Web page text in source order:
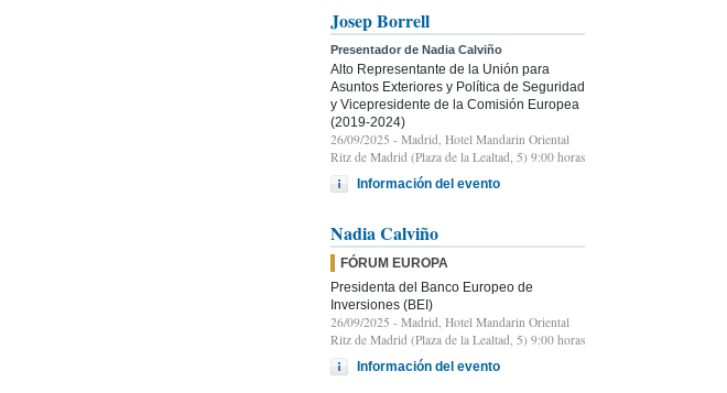
Josep Borrell
Presentador de Nadia Calviño
Alto Representante de la Unión para
Asuntos Exteriores y Política de Seguridad
y Vicepresidente de la Comisión Europea
(2019-2024)
26/09/2025 - Madrid, Hotel Mandarin Oriental
Ritz de Madrid (Plaza de la Lealtad, 5) 9:00 horas
Información del evento
Nadia Calviño
FÓRUM EUROPA
Presidenta del Banco Europeo de
Inversiones (BEI)
26/09/2025 - Madrid, Hotel Mandarin Oriental
Ritz de Madrid (Plaza de la Lealtad, 5) 9:00 horas
Información del evento